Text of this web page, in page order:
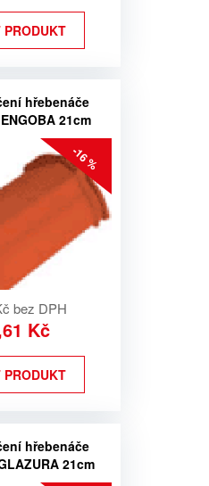
PRODUKT
hřebenáče
21cm
-16 %
bez DPH
Kč
PRODUKT
hřebenáče
21cm